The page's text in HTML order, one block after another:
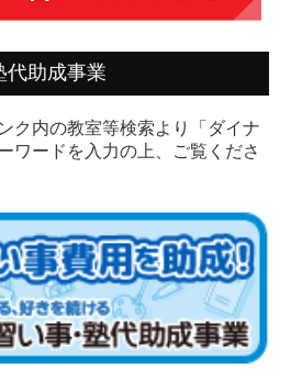
代助成事業
ク内の教室等検索より「ダイナ
ワードを入力の上、ご覧くださ